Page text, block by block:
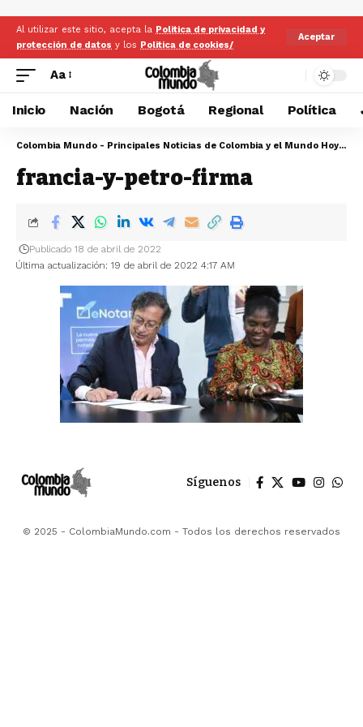
Al utilizar este sitio, acepta la Politica de privacidad y
protección de datos y los Politica de cookies/
Aceptar
Aa
Inicio Nación Bogotá Regional Política
Colombia Mundo - Principales Noticias de Colombia y el Mundo Hoy
>
francia-y-petro-firma
Última actualización: 19 de abril de 2022 4:17 AM
Publicado 18 de abril de 2022
Síguenos
© 2025 - ColombiaMundo.com - Todos los derechos reservados